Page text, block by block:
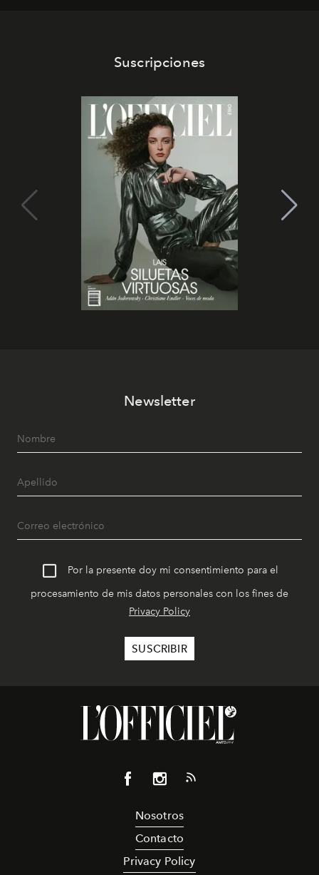
Suscripciones
Newsletter
Por la presente doy mi consentimiento para el
procesamiento de mis datos personales con los fines de
Privacy Policy
Nosotros
Contacto
Privacy Policy